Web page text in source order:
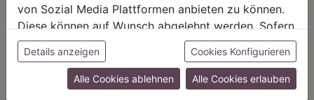
REGIONALITÄT
Mit unserer eigenen
NACHHALTIGKEIT
Energiewende hat bei uns Tradition.
von Sozial Media Plattformen anbieten zu können.
Diese können auf Wunsch abgelehnt werden. Sofern
sie unsere Webseite weiter nutzen, geben Sie
Einwilligung zu unseren Cookies.
Details anzeigen Cookies Konfigurieren
Alle Cookies ablehnen Alle Cookies erlauben